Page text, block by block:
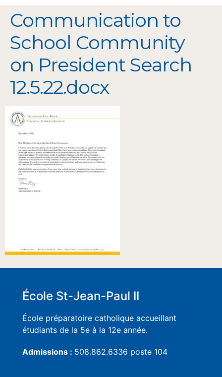
Communication to
School Community
on President Search
12.5.22.docx
École St-Jean-Paul II
École préparatoire catholique accueillant
étudiants de la 5e à la 12e année.
Admissions : 508.862.6336 poste 104